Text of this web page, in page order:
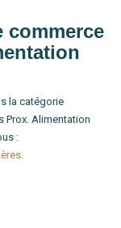
commerce
la catégorie
Prox. Alimentation
: